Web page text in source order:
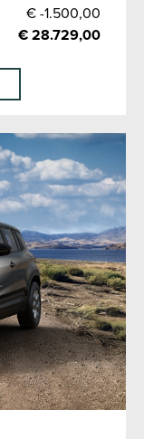
€ -1.500,00
€ 28.729,00